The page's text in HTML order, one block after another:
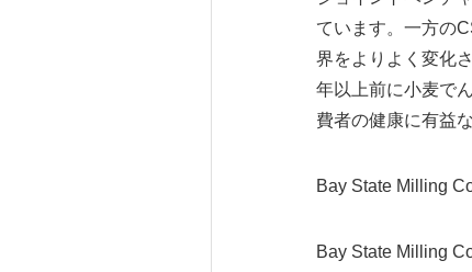
ています。一方の
界をよりよく変化
年以上前に小麦で
費者の健康に有益
Bay State Milling
Bay State Milling